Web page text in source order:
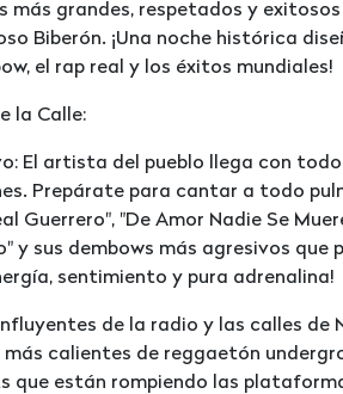
más grandes, respetados y
Biberón. ¡Una noche histórica
el rap real y los éxitos mundiales!
la Calle:
El artista del pueblo llega con
Prepárate para cantar a todo
Guerrero", "De Amor Nadie Se
y sus dembows más agresivos que
sentimiento y pura adrenalina!
de la radio y las calles de
calientes de reggaetón
que están rompiendo las